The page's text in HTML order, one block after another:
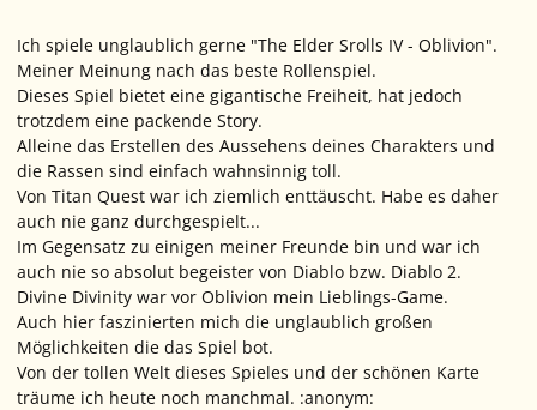
Ich spiele unglaublich gerne "The Elder Srolls IV - Oblivion".
Meiner Meinung nach das beste Rollenspiel.
Dieses Spiel bietet eine gigantische Freiheit, hat jedoch
trotzdem eine packende Story.
Alleine das Erstellen des Aussehens deines Charakters und
die Rassen sind einfach wahnsinnig toll.
Von Titan Quest war ich ziemlich enttäuscht. Habe es daher
auch nie ganz durchgespielt...
Im Gegensatz zu einigen meiner Freunde bin und war ich
auch nie so absolut begeister von Diablo bzw. Diablo 2.
Divine Divinity war vor Oblivion mein Lieblings-Game.
Auch hier faszinierten mich die unglaublich großen
Möglichkeiten die das Spiel bot.
Von der tollen Welt dieses Spieles und der schönen Karte
träume ich heute noch manchmal. :anonym: